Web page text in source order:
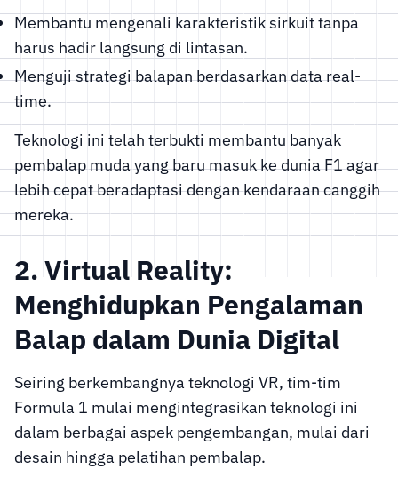
Membantu mengenali karakteristik sirkuit tanpa
harus hadir langsung di lintasan.
Menguji strategi balapan berdasarkan data real-
time.
Teknologi ini telah terbukti membantu banyak
pembalap muda yang baru masuk ke dunia F1 agar
lebih cepat beradaptasi dengan kendaraan canggih
mereka.
2. Virtual Reality:
Menghidupkan Pengalaman
Balap dalam Dunia Digital
Seiring berkembangnya teknologi VR, tim-tim
Formula 1 mulai mengintegrasikan teknologi ini
dalam berbagai aspek pengembangan, mulai dari
desain hingga pelatihan pembalap.